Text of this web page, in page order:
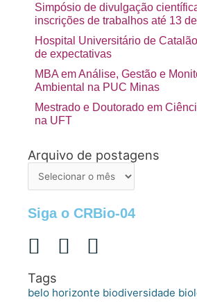
Simpósio de divulgação
inscrições de trabalhos até 13
Hospital Universitário de
de expectativas
MBA em Análise, Gestão e
Ambiental na PUC Minas
Mestrado e Doutorado em
na UFT
Arquivo de postagens
Arquivo
Siga o CRBio-04
Tags
belo horizonte biodiversidade